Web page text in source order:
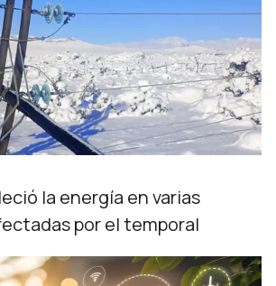
la energía en varias
por el temporal